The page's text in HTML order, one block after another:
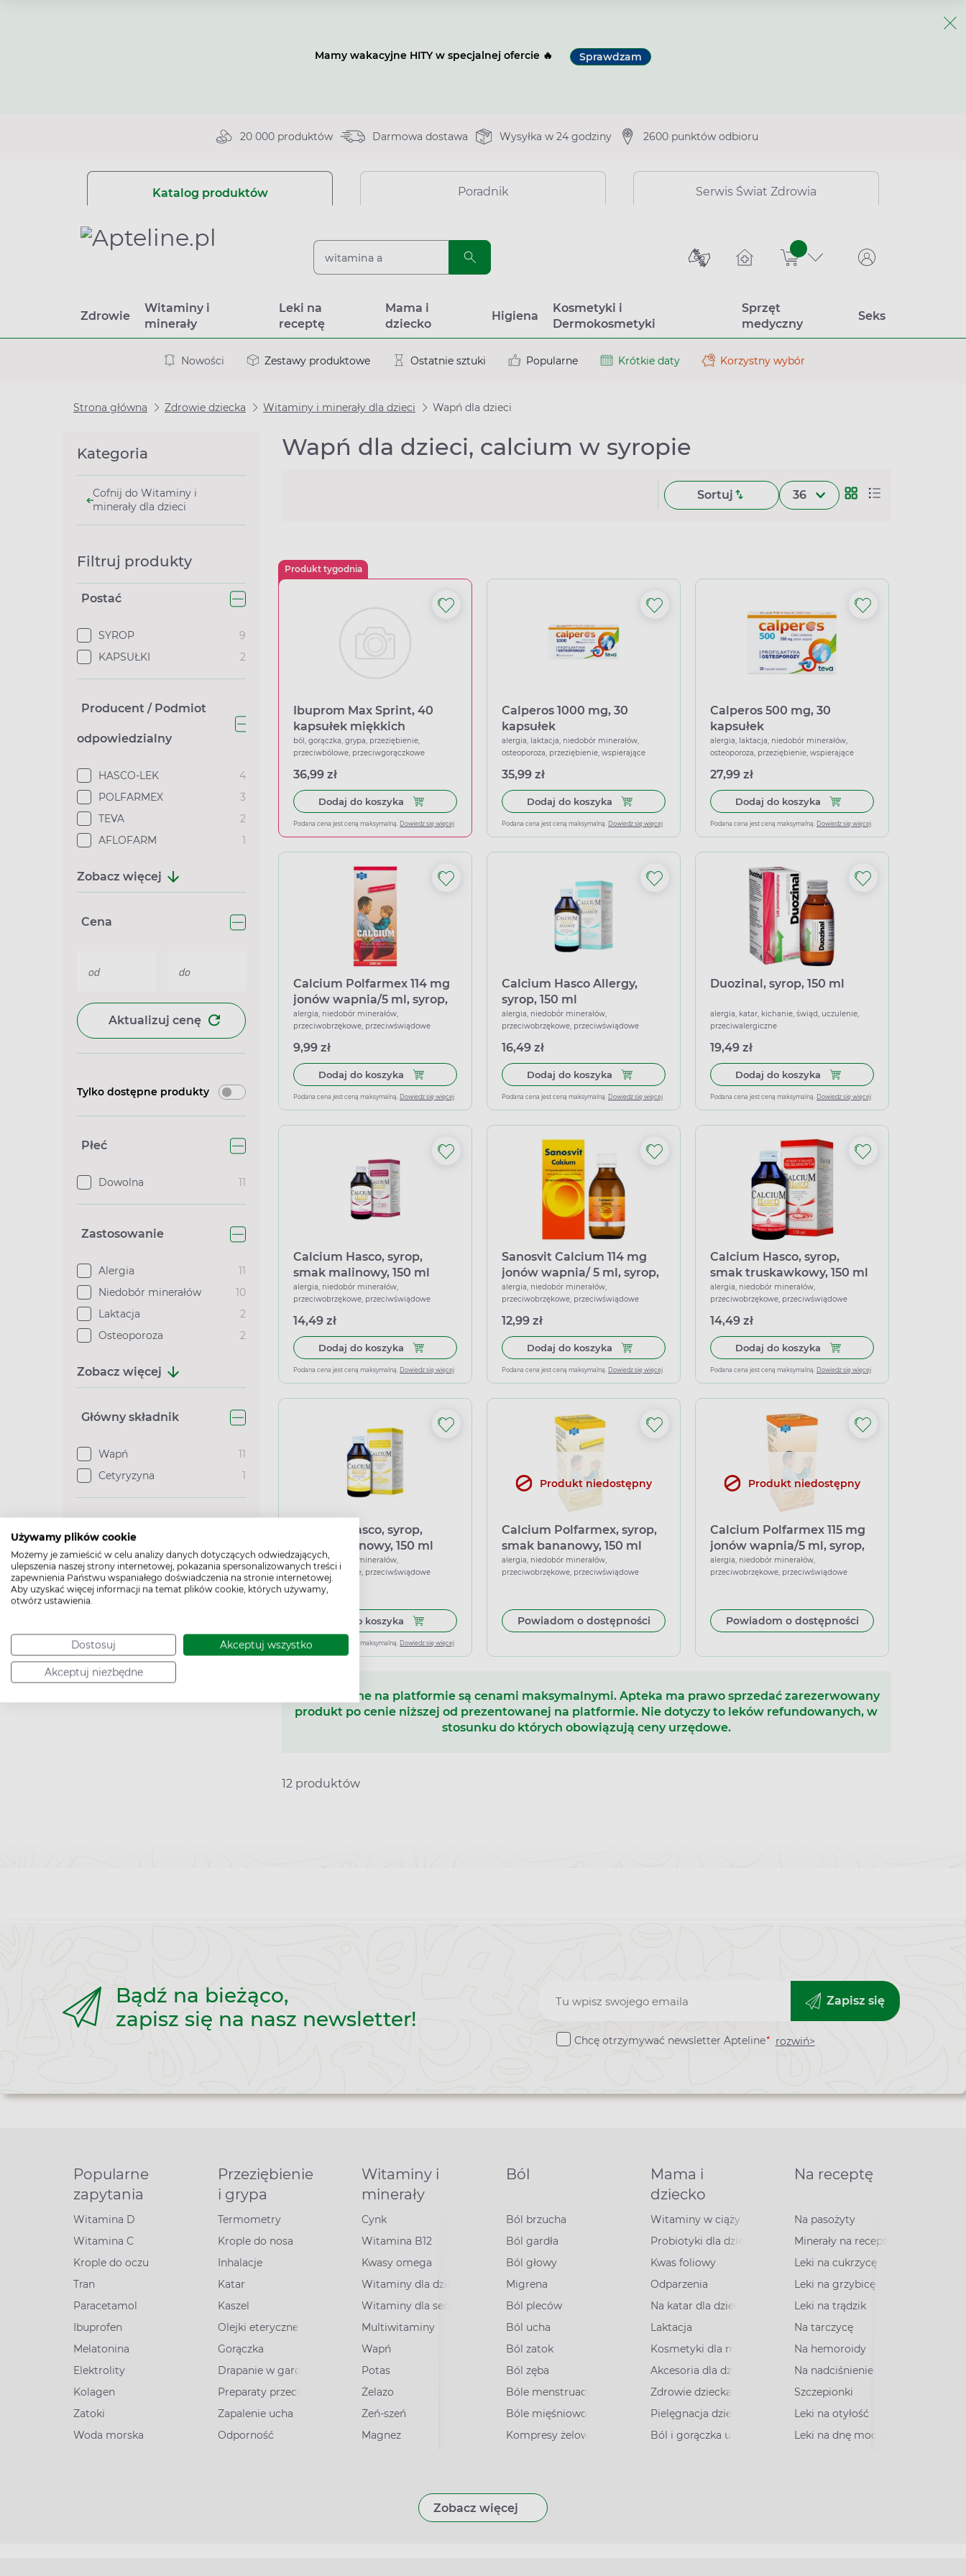
Używamy plików cookie
Możemy je zamieścić w celu analizy danych dotyczących odwiedzających,
ulepszenia naszej strony internetowej, pokazania spersonalizowanych treści i
zapewnienia Państwu wspaniałego doświadczenia na stronie internetowej.
Aby uzyskać więcej informacji na temat plików cookie, których używamy,
otwórz ustawienia.
Dostosuj Akceptuj wszystko
Akceptuj niezbędne
Mamy wakacyjne HITY w specjalnej ofercie 🔥 Sprawdzam
20 000 produktów Darmowa dostawa Wysyłka w 24 godziny 2600 punktów odbioru
Katalog produktów Poradnik Serwis Świat Zdrowia
sztuk
Zdrowie
Witaminy i
minerały
Leki na
receptę
Mama i
dziecko
Higiena
Kosmetyki i
Dermokosmetyki
Sprzęt
medyczny
Seks
Nowości Zestawy produktowe Ostatnie sztuki Popularne Krótkie daty Korzystny wybór
Strona główna Zdrowie dziecka Witaminy i minerały dla dzieci Wapń dla dzieci
Kategoria
Cofnij do Witaminy i
minerały dla dzieci
Filtruj produkty
Postać
SYROP
9
KAPSUŁKI
2
Producent / Podmiot
odpowiedzialny
HASCO-LEK
4
POLFARMEX
3
TEVA
2
AFLOFARM
1
Zobacz więcej
Cena
Aktualizuj cenę
Tylko dostępne produkty
Płeć
Dowolna 11
Zastosowanie
Alergia
11
Niedobór minerałów
10
Laktacja
2
Osteoporoza
2
Zobacz więcej
Główny składnik
Wapń
11
Cetyryzyna
1
Lek bez recepty 11
Wapń dla dzieci, calcium w syropie
Sortuj 36
Produkt tygodnia
Ibuprom Max Sprint, 40
kapsułek miękkich
ból, gorączka, grypa, przeziębienie,
przeciwbólowe, przeciwgorączkowe
36,99 zł
Dodaj do koszyka Dodaj do koszyka Ibuprom Max Sprint, 40 kapsułek miękkich
Podana cena jest ceną maksymalną. Dowiedz się więcej
Calperos 1000 mg, 30
kapsułek
alergia, laktacja, niedobór minerałów,
osteoporoza, przeziębienie, wspierające
35,99 zł
Dodaj do koszyka Dodaj do koszyka Calperos 1000 mg, 30 kapsułek
Podana cena jest ceną maksymalną. Dowiedz się więcej
Calperos 500 mg, 30
kapsułek
alergia, laktacja, niedobór minerałów,
osteoporoza, przeziębienie, wspierające
27,99 zł
Dodaj do koszyka Dodaj do koszyka Calperos
Podana cena jest ceną maksymalną. Dowiedz się więcej
Calcium Polfarmex 114 mg
jonów wapnia/5 ml, syrop,
smak truskawkowy, 150 ml
alergia, niedobór minerałów,
przeciwobrzękowe, przeciwświądowe
9,99 zł
Dodaj do koszyka Dodaj do koszyka Calcium Polfarmex 114 mg jonów wapnia/5 ml, syrop, smak truskawkowy, 150 ml
Podana cena jest ceną maksymalną. Dowiedz się więcej
Calcium Hasco Allergy,
syrop, 150 ml
alergia, niedobór minerałów,
przeciwobrzękowe, przeciwświądowe
16,49 zł
Dodaj do koszyka Dodaj do koszyka Calcium Hasco Allergy, syrop, 150 ml
Podana cena jest ceną maksymalną. Dowiedz się więcej
Duozinal, syrop, 150 ml
alergia, katar, kichanie, świąd, uczulenie,
przeciwalergiczne
19,49 zł
Dodaj do koszyka Dodaj do koszyka Duozinal,
Podana cena jest ceną maksymalną. Dowiedz się więcej
Calcium Hasco, syrop,
smak malinowy, 150 ml
alergia, niedobór minerałów,
przeciwobrzękowe, przeciwświądowe
14,49 zł
Dodaj do koszyka Dodaj do koszyka Calcium Hasco, syrop, smak malinowy, 150 ml
Podana cena jest ceną maksymalną. Dowiedz się więcej
Sanosvit Calcium 114 mg
jonów wapnia/ 5 ml, syrop,
150 ml
alergia, niedobór minerałów,
przeciwobrzękowe, przeciwświądowe
12,99 zł
Dodaj do koszyka Dodaj do koszyka Sanosvit Calcium 114 mg jonów wapnia/ 5 ml, syrop,
Podana cena jest ceną maksymalną. Dowiedz się więcej
Calcium Hasco, syrop,
smak truskawkowy, 150 ml
alergia, niedobór minerałów,
przeciwobrzękowe, przeciwświądowe
14,49 zł
Dodaj do koszyka Dodaj do koszyka Calcium
Podana cena jest ceną maksymalną. Dowiedz się więcej
Calcium Hasco, syrop,
smak bananowy, 150 ml
alergia, niedobór minerałów,
przeciwobrzękowe, przeciwświądowe
14,49 zł
Dodaj do koszyka Dodaj do koszyka Calcium Hasco, syrop, smak bananowy, 150 ml
Podana cena jest ceną maksymalną. Dowiedz się więcej
Produkt niedostępny
Calcium Polfarmex, syrop,
smak bananowy, 150 ml
alergia, niedobór minerałów,
przeciwobrzękowe, przeciwświądowe
Powiadom o dostępności
Produkt niedostępny
Calcium Polfarmex 115 mg
jonów wapnia/5 ml, syrop,
smak pomarańczowy, 150
ml
alergia, niedobór minerałów,
przeciwobrzękowe, przeciwświądowe
Powiadom o dostępności
Ceny podane na platformie są cenami maksymalnymi. Apteka ma prawo sprzedać zarezerwowany
produkt po cenie niższej od prezentowanej na platformie. Nie dotyczy to leków refundowanych, w
stosunku do których obowiązują ceny urzędowe.
12 produktów
Bądź na bieżąco,
zapisz się na nasz newsletter!
Zapisz
do
Zapisz się
Chcę otrzymywać newsletter Apteline* rozwiń>
Popularne
zapytania
Witamina D
Witamina C
Krople do oczu
Tran
Paracetamol
Ibuprofen
Melatonina
Elektrolity
Kolagen
Zatoki
Woda morska
Przeziębienie
i grypa
Termometry
Krople do nosa
Inhalacje
Katar
Kaszel
Olejki eteryczne
Gorączka
Drapanie w gardle
Preparaty przeciwwirusowe
Zapalenie ucha
Odporność
Witaminy i
minerały
Cynk
Witamina B12
Kwasy omega
Witaminy dla dzieci
Witaminy dla seniorów
Multiwitaminy
Wapń
Potas
Żelazo
Żeń-szeń
Magnez
Ból
Ból brzucha
Ból gardła
Ból głowy
Migrena
Ból pleców
Ból ucha
Ból zatok
Ból zęba
Bóle menstruacyjne
Bóle mięśniowo-stawowe
Kompresy żelowe
Mama i
dziecko
Witaminy w ciąży
Probiotyki dla dzieci
Kwas foliowy
Odparzenia
Na katar dla dzieci
Laktacja
Kosmetyki dla mam
Akcesoria dla dzieci
Zdrowie dziecka
Pielęgnacja dziecka
Ból i gorączka u dzieci
Na receptę
Na pasożyty
Minerały na receptę
Leki na cukrzycę
Leki na grzybicę
Leki na trądzik
Na tarczycę
Na hemoroidy
Na nadciśnienie
Szczepionki
Leki na otyłość
Leki na dnę moczanową
Zobacz więcej